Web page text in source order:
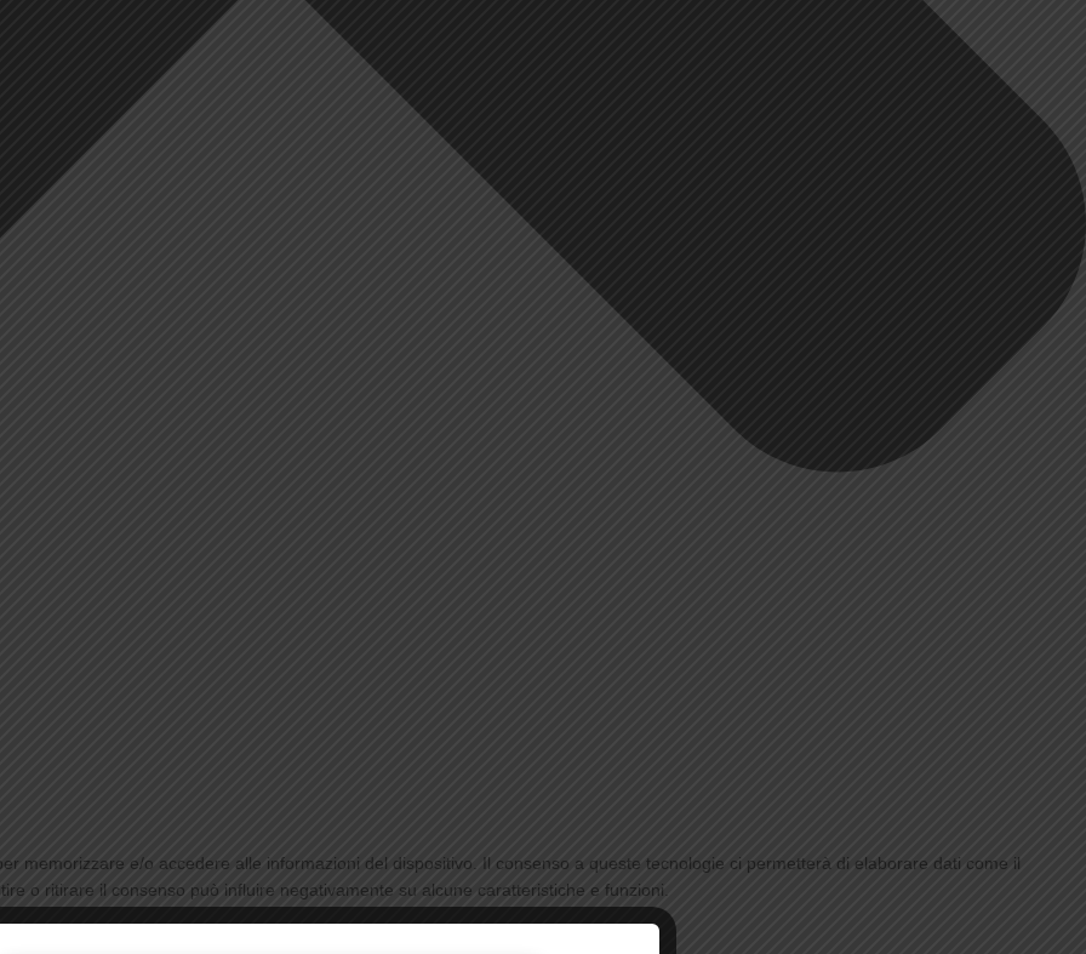
memorizzare e/o accedere alle informazioni del dispositivo. Il consenso a queste tecnologie ci permetterà di elaborare dati come il
o ritirare il consenso può influire negativamente su alcune caratteristiche e funzioni.